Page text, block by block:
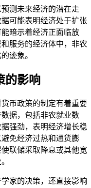
测未来经济的潜在走
可能表明经济处于扩张
暗示着经济正面临放
服务的经济体中，非农
迹象。
的影响
币政策的制定有着重要
据，包括非农就业数
强劲，表明经济增长稳
免经济过热和通货膨
联储采取降息或其他宽
家的决策，还直接影响